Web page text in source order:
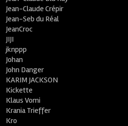
Jean-Claude Crépir
Jean-Seb du Réal
JeanCroc
JIJI
jknppp
Johan
John Danger
KARIM JACKSON
Kickette
Klaus Vomi
Krania Trieffer
Kro